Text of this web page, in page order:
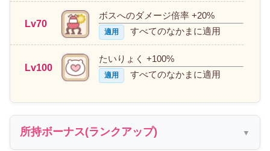
Lv70
ボスへのダメージ倍率 +20%
適用 すべてのなかまに適用
Lv100
たいりょく +100%
適用 すべてのなかまに適用
所持ボーナス(ランクアップ)